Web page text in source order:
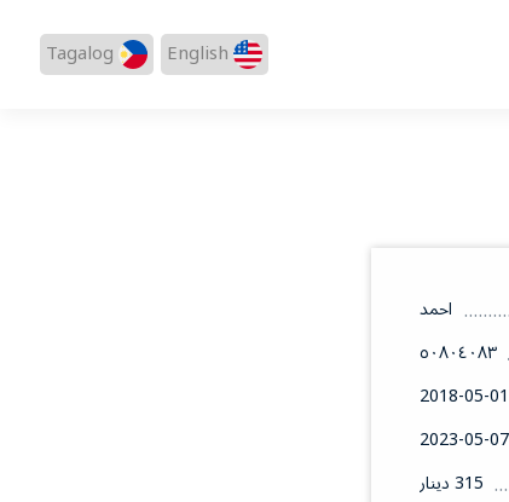
English
Tagalog
احمد
٥٠٨٠٤٠٨٣
2018-05-
2023-05-
315 دينار